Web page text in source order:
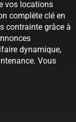
vos locations
complète clé en
contrainte grâce à
dynamique,
Vous